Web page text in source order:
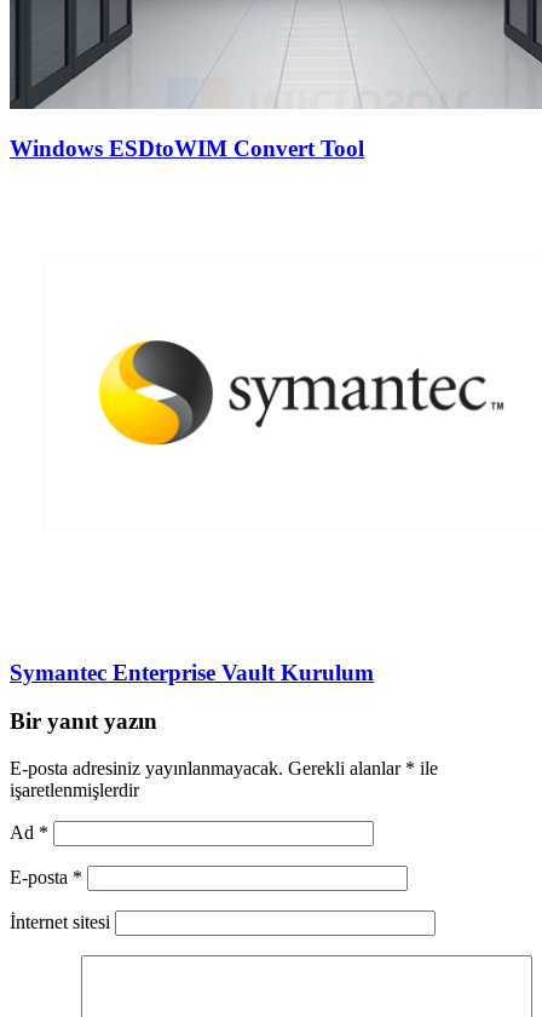
Windows ESDtoWIM Convert Tool
Symantec Enterprise Vault Kurulum
Bir yanıt yazın
E-posta adresiniz yayınlanmayacak. Gerekli alanlar * ile
işaretlenmişlerdir
Ad *
E-posta *
İnternet sitesi